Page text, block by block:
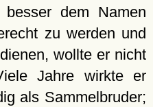
besser dem Namen
zu werden und
wollte er nicht
Jahre wirkte er
als Sammelbruder;